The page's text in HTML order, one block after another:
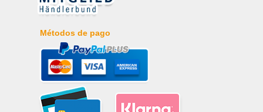
Métodos de pago